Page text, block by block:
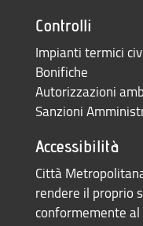
Controlli
Impianti termici
Bonifiche
Autorizzazioni
Sanzioni
Accessibilità
Città
rendere il proprio
conformemente